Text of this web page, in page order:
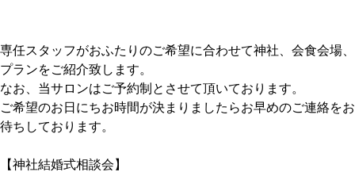
専任スタッフがおふたりのご希望に合わせて神社、会食会場、
プランをご紹介致します。
なお、当サロンはご予約制とさせて頂いております。
ご希望のお日にちお時間が決まりましたらお早めのご連絡をお
待ちしております。
【神社結婚式相談会】